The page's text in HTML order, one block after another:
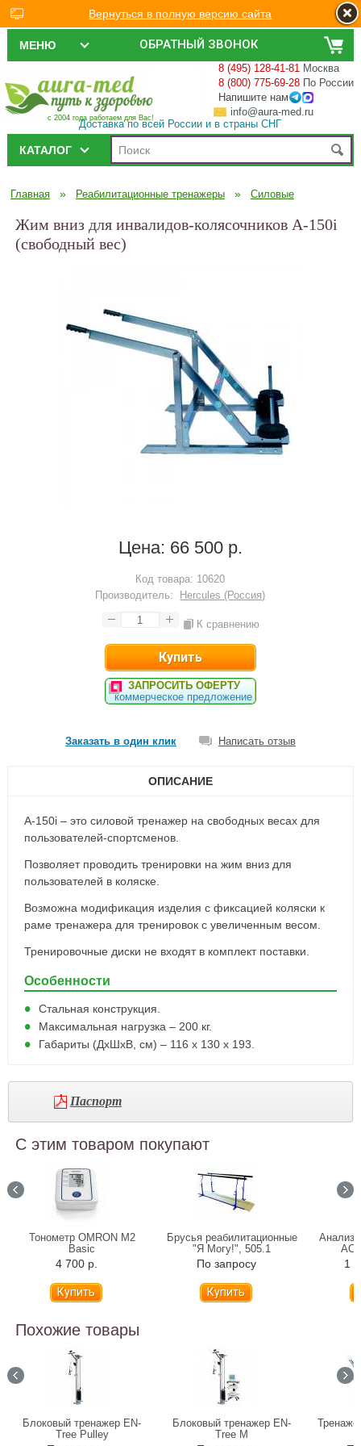
ОБРАТНЫЙ ЗВОНОК
МЕНЮ
с 2004 года работаем для Вас!
8 (495) 128-41-81 Москва
8 (800) 775-69-28 По России
Напишите нам
info@aura-med.ru
Доставка по всей России и в страны СНГ
КАТАЛОГ
Главная » Реабилитационные тренажеры » Силовые
Жим вниз для инвалидов-колясочников А-150i
(свободный вес)
Цена: 66 500 р.
Код товара: 10620
Производитель:
Hercules (Россия)
К сравнению
ЗАПРОСИТЬ ОФЕРТУ
коммерческое предложение
Заказать в один клик Написать отзыв
ОПИСАНИЕ
А-150i – это силовой тренажер на свободных весах для
пользователей-спортсменов.
Позволяет проводить тренировки на жим вниз для
пользователей в коляске.
Возможна модификация изделия с фиксацией коляски к
раме тренажера для тренировок с увеличенным весом.
Тренировочные диски не входят в комплект поставки.
Особенности
Стальная конструкция.
Максимальная нагрузка – 200 кг.
Габариты (ДxШxВ, см) – 116 x 130 x 193.
Паспорт
С этим товаром покупают
Тонометр OMRON M2
Basic
4 700 р.
Брусья реабилитационные
"Я Могу!", 505.1
По запросу 1
Похожие товары
Блоковый тренажер EN-
Tree Pulley
Блоковый тренажер EN-
Tree M
Вернуться в полную версию сайта